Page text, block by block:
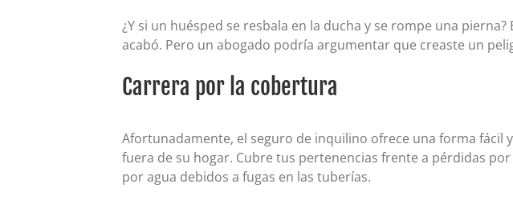
¿Y si un huésped se resbala en la ducha y se rompe una
acabó. Pero un abogado podría argumentar que creaste un
Carrera por la cobertura
Afortunadamente, el seguro de inquilino ofrece una forma
fuera de su hogar. Cubre tus pertenencias frente a pérdidas
por agua debidos a fugas en las tuberías.